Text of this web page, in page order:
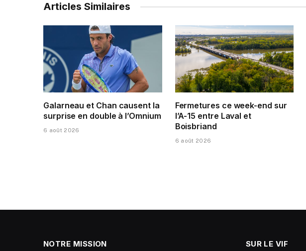
Articles Similaires
Galarneau et Chan causent la
surprise en double à l’Omnium
6 août 2026
Fermetures ce week-end sur
l’A-15 entre Laval et
Boisbriand
6 août 2026
NOTRE MISSION SUR LE VIF